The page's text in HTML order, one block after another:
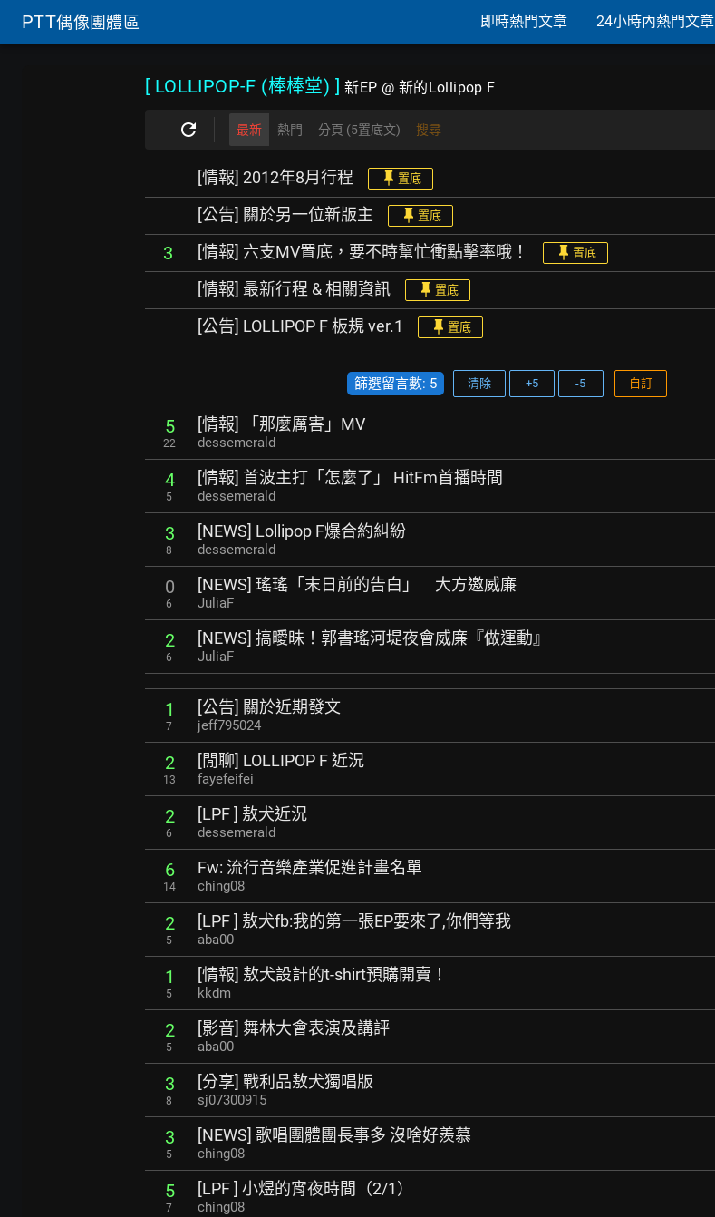
PTT偶像團體區 即時熱門文章 24小時內熱門文章
[ LOLLIPOP-F (棒棒堂) ]新EP @ 新的Lollipop F
最新 熱門 分頁 (5置底文) 搜尋
[情報] 2012年8月行程 置底
[公告] 關於另一位新版主 置底
3 [情報] 六支MV置底，要不時幫忙衝點擊率哦！ 置底
[情報] 最新行程 & 相關資訊 置底
[公告] LOLLIPOP F 板規 ver.1 置底
篩選留言數: 5 清除 +5 -5 自訂
5
22
[情報] 「那麼厲害」MV
dessemerald
4
5
[情報] 首波主打「怎麼了」 HitFm首播時間
dessemerald
3
8
[NEWS] Lollipop F爆合約糾紛
dessemerald
0
6
[NEWS] 瑤瑤「末日前的告白」 大方邀威廉
JuliaF
2
6
[NEWS] 搞曖昧！郭書瑤河堤夜會威廉『做運動』
JuliaF
1
7
[公告] 關於近期發文
jeff795024
2
13
[閒聊] LOLLIPOP F 近況
fayefeifei
2
6
[LPF ] 敖犬近況
dessemerald
6
14
Fw: 流行音樂產業促進計畫名單
ching08
2
5
[LPF ] 敖犬fb:我的第一張EP要來了,你們等我
aba00
1
5
[情報] 敖犬設計的t-shirt預購開賣！
kkdm
2
5
[影音] 舞林大會表演及講評
aba00
3
8
[分享] 戰利品敖犬獨唱版
sj07300915
3
5
[NEWS] 歌唱團體團長事多 沒啥好羨慕
ching08
5
7
[LPF ] 小煜的宵夜時間（2/1）
ching08